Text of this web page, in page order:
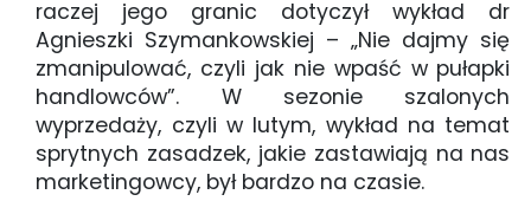
raczej jego granic dotyczył wykład dr
Agnieszki Szymankowskiej – „Nie dajmy się
zmanipulować, czyli jak nie wpaść w pułapki
handlowców”. W sezonie szalonych
wyprzedaży, czyli w lutym, wykład na temat
sprytnych zasadzek, jakie zastawiają na nas
marketingowcy, był bardzo na czasie.